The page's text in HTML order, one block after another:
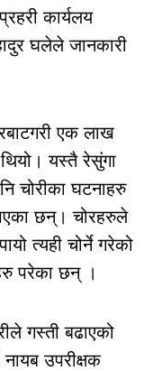
कार्यलय
घलेले जानकारी
एक लाख
यस्तै रेसुंगा
चोरीका घटनाहरु
छन्। चोरहरुले
त्यही चोर्ने गरेको
परेका छन् ।
गस्ती बढाएको
नायब उपरीक्षक